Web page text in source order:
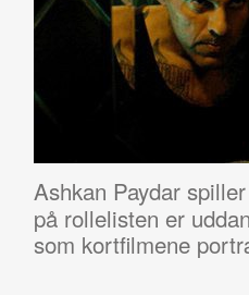
Ashkan Paydar
på rollelisten er
som kortfilmene